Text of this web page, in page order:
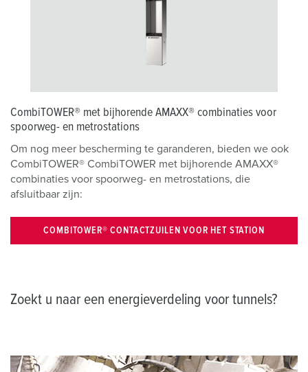
CombiTOWER® met bijhorende AMAXX® combinaties voor
spoorweg- en metrostations
Om nog meer bescherming te garanderen, bieden we ook
CombiTOWER® CombiTOWER met bijhorende AMAXX®
combinaties voor spoorweg- en metrostations, die
afsluitbaar zijn:
COMBITOWER® CONTACTZUILEN VOOR HET STATION
Zoekt u naar een energieverdeling voor tunnels?